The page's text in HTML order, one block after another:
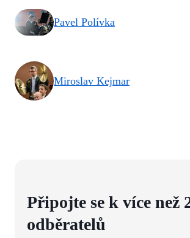
Pavel Polívka
Miroslav Kejmar
Připojte se k více než
odběratelů